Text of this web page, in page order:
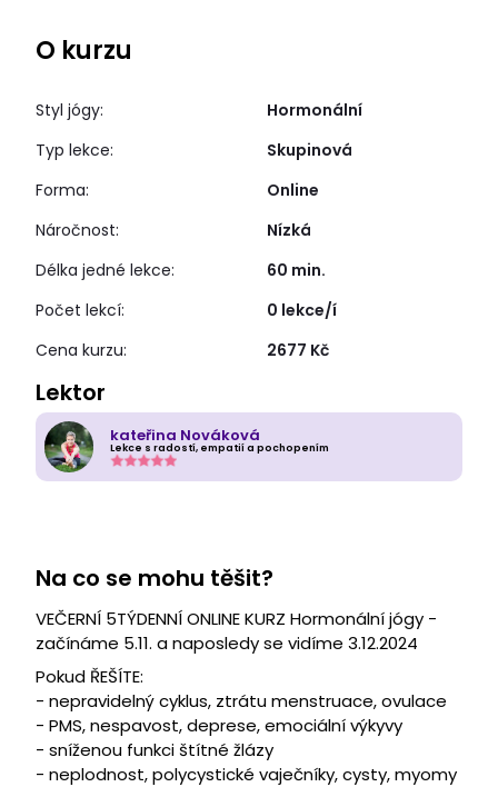
O kurzu
Styl jógy:
Hormonální
Typ lekce:
Skupinová
Forma:
Online
Náročnost:
Nízká
Délka jedné lekce:
60 min.
Počet lekcí:
0 lekce/í
Cena kurzu:
2677 Kč
Lektor
kateřina Nováková
Lekce s radostí, empatií a pochopením
Na co se mohu těšit?
VEČERNÍ 5TÝDENNÍ ONLINE KURZ Hormonální jógy -
začínáme 5.11. a naposledy se vidíme 3.12.2024
Pokud ŘEŠÍTE:
- nepravidelný cyklus, ztrátu menstruace, ovulace
- PMS, nespavost, deprese, emociální výkyvy
- sníženou funkci štítné žlázy
- neplodnost, polycystické vaječníky, cysty, myomy